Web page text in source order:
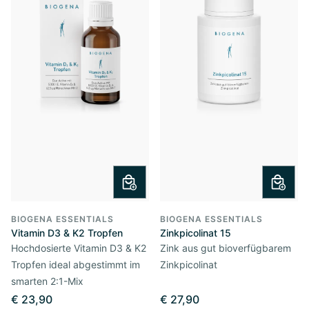
BIOGENA ESSENTIALS
Vitamin D3 & K2 Tropfen
Hochdosierte Vitamin D3 & K2
Tropfen ideal abgestimmt im
smarten 2:1-Mix
€ 23,90
BIOGENA ESSENTIALS
Zinkpicolinat 15
Zink aus gut bioverfügbarem
Zinkpicolinat
€ 27,90